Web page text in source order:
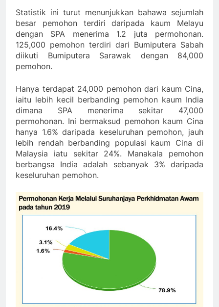
Statistik ini turut menunjukkan bahawa sejumlah
besar pemohon terdiri daripada kaum Melayu
dengan SPA menerima 1.2 juta permohonan.
125,000 pemohon terdiri dari Bumiputera Sabah
diikuti Bumiputera Sarawak dengan 84,000
pemohon.
Hanya terdapat 24,000 pemohon dari kaum Cina,
iaitu lebih kecil berbanding pemohon kaum India
dimana SPA menerima sekitar 47,000
permohonan. Ini bermaksud pemohon kaum Cina
hanya 1.6% daripada keseluruhan pemohon, jauh
lebih rendah berbanding populasi kaum Cina di
Malaysia iatu sekitar 24%. Manakala pemohon
berbangsa India adalah sebanyak 3% daripada
keseluruhan pemohon.